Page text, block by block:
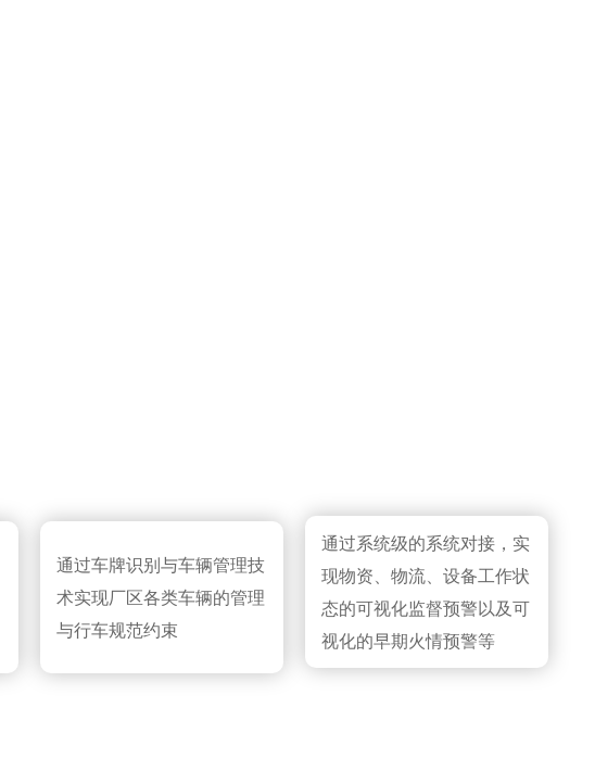
通过车牌识别与车辆管理技
术实现厂区各类车辆的管理
与行车规范约束
通过系统级的系统对接，实
现物资、物流、设备工作状
态的可视化监督预警以及可
视化的早期火情预警等